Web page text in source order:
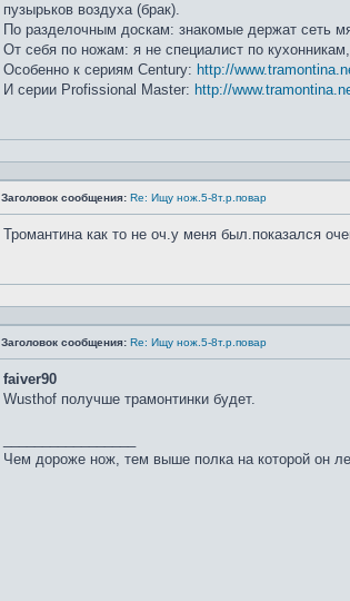
пузырьков воздуха (брак).
По разделочным доскам: знакомые держат сеть
От себя по ножам: я не специалист по
Особенно к сериям Century: http://
И серии Profissional Master: http://
Заголовок сообщения: Re: Ищу нож.5-8т.р.повар
Тромантина как то не оч.у меня был.показался
Заголовок сообщения: Re: Ищу нож.5-8т.р.повар
faiver90
Wusthof получше трамонтинки будет.
Чем дороже нож, тем выше полка на которой он